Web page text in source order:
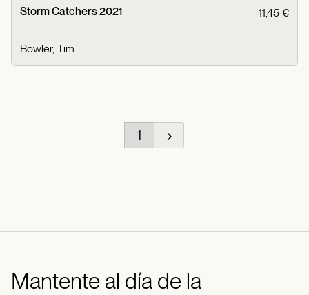
Storm Catchers 2021 11,45 €
Bowler, Tim
1
Mantente al día de la